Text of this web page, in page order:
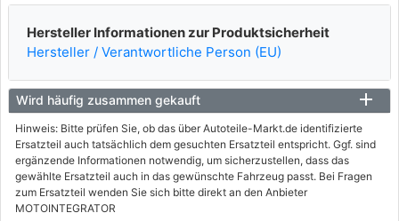
Hersteller Informationen zur Produktsicherheit
Hersteller / Verantwortliche Person (EU)
Wird häufig zusammen gekauft
Hinweis: Bitte prüfen Sie, ob das über Autoteile-Markt.de identifizierte
Ersatzteil auch tatsächlich dem gesuchten Ersatzteil entspricht. Ggf. sind
ergänzende Informationen notwendig, um sicherzustellen, dass das
gewählte Ersatzteil auch in das gewünschte Fahrzeug passt. Bei Fragen
zum Ersatzteil wenden Sie sich bitte direkt an den Anbieter
MOTOINTEGRATOR